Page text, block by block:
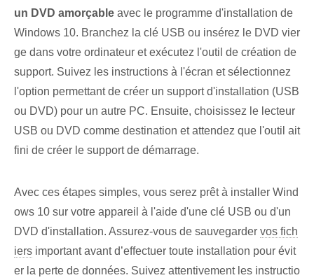
un DVD amorçable avec le programme d'installation de
Windows 10. Branchez la clé USB ou insérez le DVD vier
ge dans votre ordinateur et exécutez l'outil de création de
support. Suivez les instructions à l'écran et sélectionnez
l'option permettant de créer un support d'installation (USB
ou DVD) pour un autre ⁢PC. ‍Ensuite, choisissez le lecteur
USB⁤ ou‌ DVD comme destination et attendez que l'outil ait
fini de créer le support de démarrage.
Avec ces étapes simples, vous serez prêt à installer Wind
ows 10 sur votre appareil à l'aide d'une clé USB ou d'un
DVD d'installation. Assurez-vous de sauvegarder vos fich
iers important avant d’effectuer toute installation pour évit
er la perte de données. Suivez attentivement les instructio